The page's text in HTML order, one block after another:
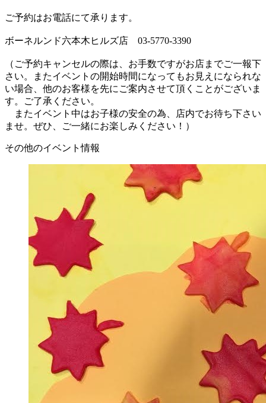
ご予約はお電話にて承ります。
ボーネルンド六本木ヒルズ店 03-5770-3390
（ご予約キャンセルの際は、お手数ですがお店までご一報下
さい。またイベントの開始時間になってもお見えになられな
い場合、他のお客様を先にご案内させて頂くことがございま
す。ご了承ください。
またイベント中はお子様の安全の為、店内でお待ち下さい
ませ。ぜひ、ご一緒にお楽しみください！）
その他のイベント情報